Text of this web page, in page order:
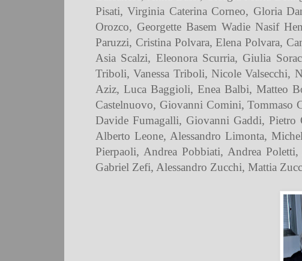
Pisati, Virginia Caterina Corneo, Gloria
Orozco, Georgette Basem Wadie Nasif
Paruzzi, Cristina Polvara, Elena Polvara,
Asia Scalzi, Eleonora Scurria, Giulia
Triboli, Vanessa Triboli, Nicole Valsecchi,
Aziz, Luca Baggioli, Enea Balbi, Matteo
Castelnuovo, Giovanni Comini, Tommaso
Davide Fumagalli, Giovanni Gaddi,
Alberto Leone, Alessandro Limonta,
Pierpaoli, Andrea Pobbiati, Andrea
Gabriel Zefi, Alessandro Zucchi, Mattia